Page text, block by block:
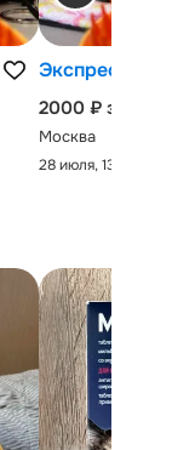
Экспресс-
2000 ₽ за
Москва
28 июля, 13:00